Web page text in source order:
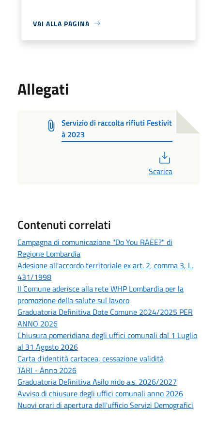
VAI ALLA PAGINA
Allegati
Servizio di raccolta rifiuti Festivit
à 2023
Scarica
Contenuti correlati
Campagna di comunicazione "Do You RAEE?" di
Regione Lombardia
Adesione all'accordo territoriale ex art. 2, comma 3, L.
431/1998
Il Comune aderisce alla rete WHP Lombardia per la
promozione della salute sul lavoro
Graduatoria Definitiva Dote Comune 2024/2025 PER
ANNO 2026
Chiusura pomeridiana degli uffici comunali dal 1 Luglio
al 31 Agosto 2026
Carta d'identità cartacea, cessazione validità
TARI - Anno 2026
Graduatoria Definitiva Asilo nido a.s. 2026/2027
Avviso di chiusure degli uffici comunali anno 2026
Nuovi orari di apertura dell'ufficio Servizi Demografici